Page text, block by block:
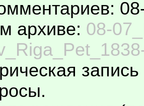
архиве: 08-
запись